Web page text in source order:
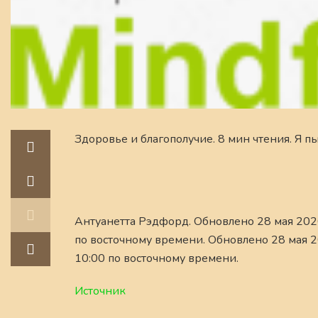
Здоровье и благополучие. 8 мин чтения. Я
Антуанетта Рэдфорд. Обновлено 28 мая
по восточному времени. Обновлено 28 мая
10:00 по восточному времени.
Источник